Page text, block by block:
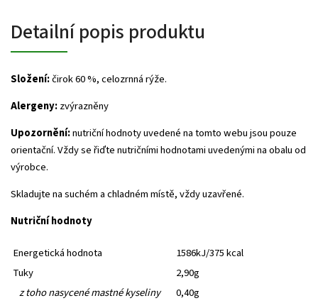
Detailní popis produktu
Složení:čirok 60 %, celozrnná rýže.
Alergeny:zvýrazněny
Upozornění:nutriční hodnoty uvedené na tomto webu jsou pouze
orientační. Vždy se řiďte nutričními hodnotami uvedenými na obalu od
výrobce.
Skladujte na suchém a chladném místě, vždy uzavřené.
Nutriční hodnoty
Energetická hodnota
1586kJ/375 kcal
Tuky
2,90g
z toho nasycené mastné kyseliny
0,40g